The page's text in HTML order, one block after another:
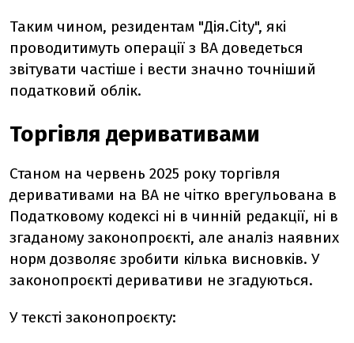
Таким чином, резидентам "Дія.City", які
проводитимуть операції з ВА доведеться
звітувати частіше і вести значно точніший
податковий облік.
Торгівля деривативами
Станом на червень 2025 року торгівля
деривативами на ВА не чітко врегульована в
Податковому кодексі ні в чинній редакції, ні в
згаданому законопроєкті, але аналіз наявних
норм дозволяє зробити кілька висновків. У
законопроєкті деривативи не згадуються.
У тексті законопроєкту: